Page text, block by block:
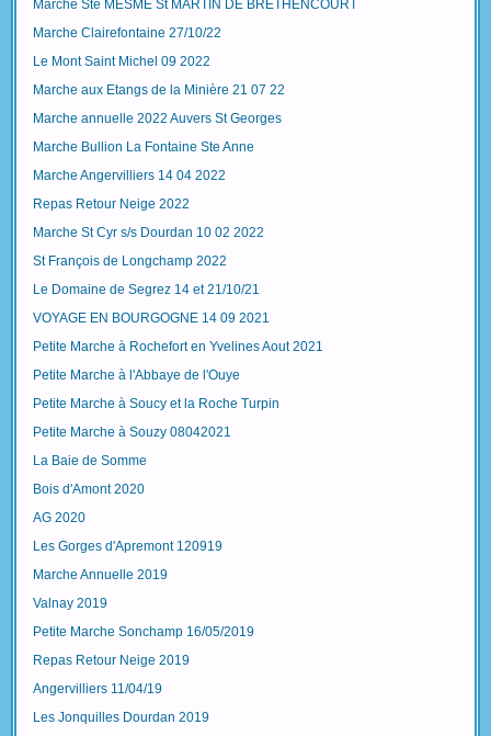
Marche Ste MESME St MARTIN DE BRETHENCOURT
Marche Clairefontaine 27/10/22
Le Mont Saint Michel 09 2022
Marche aux Etangs de la Minière 21 07 22
Marche annuelle 2022 Auvers St Georges
Marche Bullion La Fontaine Ste Anne
Marche Angervilliers 14 04 2022
Repas Retour Neige 2022
Marche St Cyr s/s Dourdan 10 02 2022
St François de Longchamp 2022
Le Domaine de Segrez 14 et 21/10/21
VOYAGE EN BOURGOGNE 14 09 2021
Petite Marche à Rochefort en Yvelines Aout 2021
Petite Marche à l'Abbaye de l'Ouye
Petite Marche à Soucy et la Roche Turpin
Petite Marche à Souzy 08042021
La Baie de Somme
Bois d'Amont 2020
AG 2020
Les Gorges d'Apremont 120919
Marche Annuelle 2019
Valnay 2019
Petite Marche Sonchamp 16/05/2019
Repas Retour Neige 2019
Angervilliers 11/04/19
Les Jonquilles Dourdan 2019